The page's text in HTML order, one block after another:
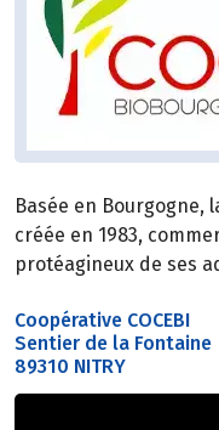
Basée en Bourgogne,
créée en 1983,
protéagineux de ses
Coopérative COCEBI
Sentier de la Fontaine
89310 NITRY